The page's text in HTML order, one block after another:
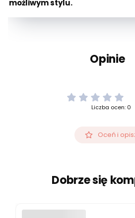
możliwym stylu.
Opinie
Liczba ocen: 0
Oceń i
Dobrze się